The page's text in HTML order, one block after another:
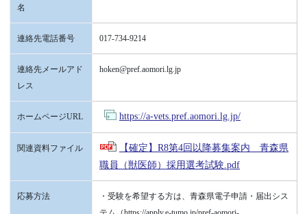
名
連絡先電話番号 017-734-9214
連絡先メールアド
レス
hoken@pref.aomori.lg.jp
ホームページURL https://a-vets.pref.aomori.lg.jp/
関連資料ファイル
【確定】R8第4回以降募集案内 青森県
職員（獣医師）採用選考試験.pdf
応募方法
・受験を希望する方は、青森県電子申請・届出シス